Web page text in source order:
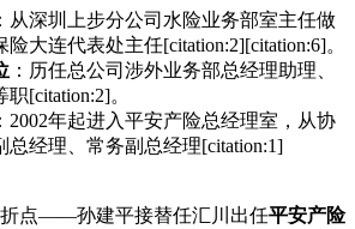
：从深圳上步分公司水险业务部室主任做
大连代表处主任[citation:2][citation:6]。
：历任总公司涉外业务部总经理助理、
[citation:2]。
：2002年起进入平安产险总经理室，从协
总经理、常务副总经理[citation:1]
折点——孙建平接替任汇川出任平安产险